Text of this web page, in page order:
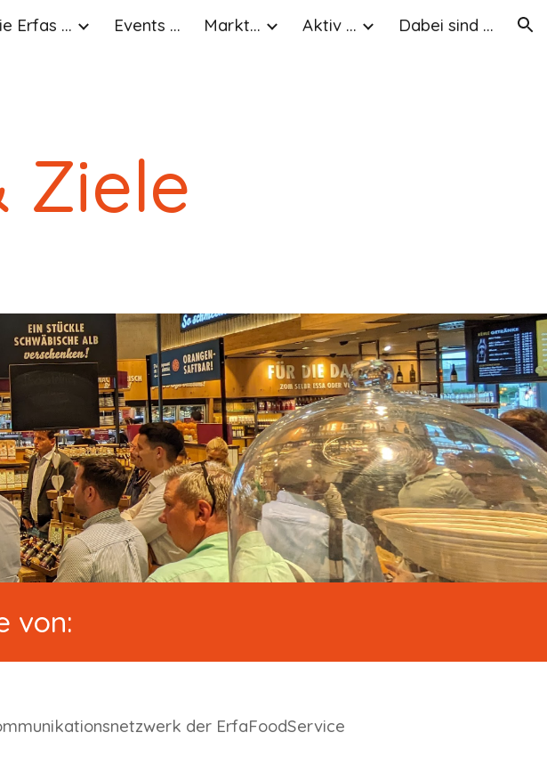
Skip to navigation
Erfas ... Events ... Markt... Aktiv ... Dabei sind ...
Ziele
von:
der ErfaFoodService